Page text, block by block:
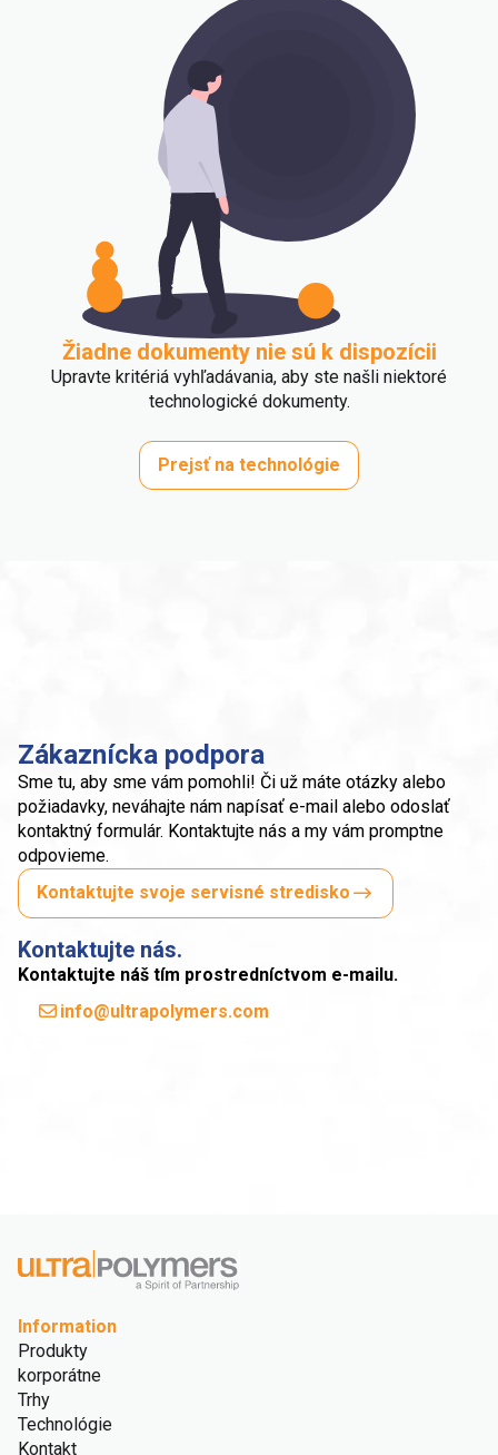
Žiadne dokumenty nie sú k dispozícii
Upravte kritériá vyhľadávania, aby ste našli niektoré
technologické dokumenty.
Prejsť na technológie
Zákaznícka podpora
Sme tu, aby sme vám pomohli! Či už máte otázky alebo
požiadavky, neváhajte nám napísať e-mail alebo odoslať
kontaktný formulár. Kontaktujte nás a my vám promptne
odpovieme.
Kontaktujte svoje servisné stredisko
Kontaktujte nás.
Kontaktujte náš tím prostredníctvom e-mailu.
info@ultrapolymers.com
Information
Produkty
korporátne
Trhy
Technológie
Kontakt